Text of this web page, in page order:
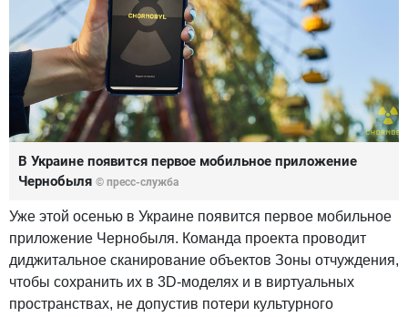
В Украине появится первое мобильное приложение
Чернобыля © пресс-служба
Уже этой осенью в Украине появится первое мобильное
приложение Чернобыля. Команда проекта проводит
диджитальное сканирование объектов Зоны отчуждения,
чтобы сохранить их в 3D-моделях и в виртуальных
пространствах, не допустив потери культурного